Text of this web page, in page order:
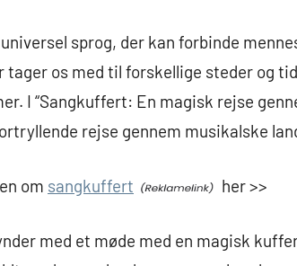
sprog, der kan forbinde
tager os med til forskellige steder og
I “Sangkuffert: En magisk rejse
rejse gennem musikalske
om sangkuffert her >>
med et møde med en magisk